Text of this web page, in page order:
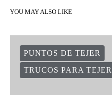
YOU MAY ALSO LIKE
PUNTOS DE TEJER
TRUCOS PARA TEJER